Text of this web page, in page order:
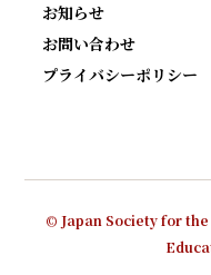
お知らせ
お問い合わせ
プライバシーポリシー
© Japan Society for